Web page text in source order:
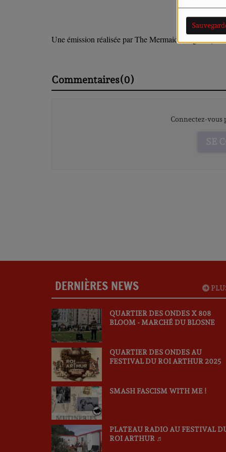
Une émission réalisée par The Mermaid Song :
Commentaires(0)
Connectez-vous
DERNIÈRES NEWS
QUARTIER DES ONDES X 808
BLOOM - MARCHÉ DU BLOSNE
QUARTIER DES ONDES AU
FESTIVAL DU ROI ARTHUR 2025
SMASH FASCISM WITH ME !
PLATEAU RADIO AU FESTIVAL
ROI ARTHUR ♬